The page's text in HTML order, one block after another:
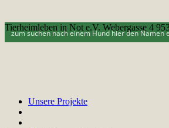
Tierheimleben in Not e.V. Webergasse 4
Unsere Projekte